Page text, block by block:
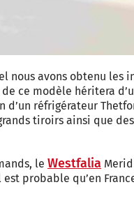
nous avons obtenu les
ce modèle héritera
réfrigérateur
tiroirs ainsi que
le Westfalia
probable qu’en